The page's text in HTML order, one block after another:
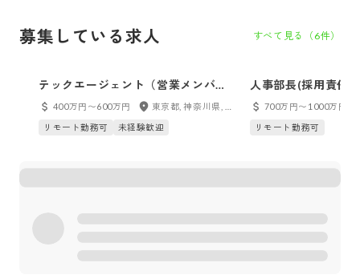
募集している求人 すべて見る（ 6件）
テックエージェント（営業メンバ
ー）400万円〜600万円
リモート勤務可
未経験歓迎
人事部長(採用責任
700万円〜1000万円
リモート勤務可